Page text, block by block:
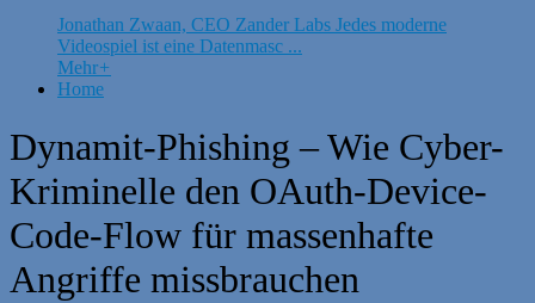
Jonathan Zwaan, CEO Zander Labs Jedes moderne
Videospiel ist eine Datenmasc ...
Mehr+
Home
Dynamit-Phishing – Wie Cyber-
Kriminelle den OAuth-Device-
Code-Flow für massenhafte
Angriffe missbrauchen